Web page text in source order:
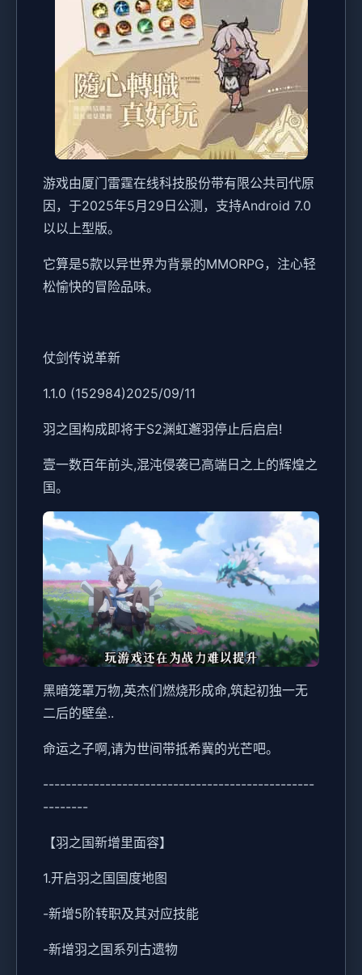
游戏由厦门雷霆在线科技股份带有限公共司代原
因，于2025年5月29日公测，支持Android 7.0
以以上型版。
它算是5款以异世界为背景的MMORPG，注心轻
松愉快的冒险品味。
仗剑传说革新
1.1.0 (152984)2025/09/11
羽之国构成即将于S2渊虹邂羽停止后启启!
壹一数百年前头,混沌侵袭已高端日之上的辉煌之
国。
黑暗笼罩万物,英杰们燃烧形成命,筑起初独一无
二后的壁垒..
命运之子啊,请为世间带抵希冀的光芒吧。
------------------------------------------------
--------
【羽之国新增里面容】
1.开启羽之国国度地图
-新增5阶转职及其对应技能
-新增羽之国系列古遗物